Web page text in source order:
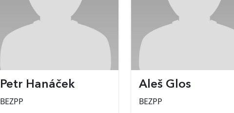
Petr Hanáček
BEZPP
Aleš Glos
BEZPP